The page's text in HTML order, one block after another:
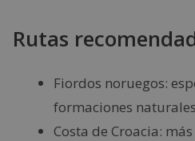
Rutas
Fiordos noruegos:
formaciones naturales
Costa de Croacia: